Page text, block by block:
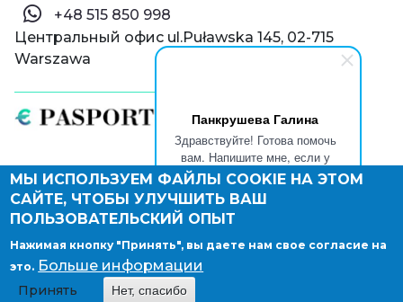
Панкрушева Галина
Здравствуйте! Готова помочь
вам. Напишите мне, если у
вас появятся вопросы.
© Паспорт Онлайн 2019—2026
Политика конфиденциальности
Оферта и конфиденциальность:РФ
Правовые документы
Депонирование логотипа компании
‪+48 515 850 998‬
Центральный офис ul.Puławska 145, 02-715
Warszawa
МЫ ИСПОЛЬЗУЕМ ФАЙЛЫ COOKIE НА ЭТОМ
САЙТЕ, ЧТОБЫ УЛУЧШИТЬ ВАШ
ПОЛЬЗОВАТЕЛЬСКИЙ ОПЫТ
Нажимая кнопку "Принять", вы даете нам свое согласие на
это. Больше информации
Принять Нет, спасибо